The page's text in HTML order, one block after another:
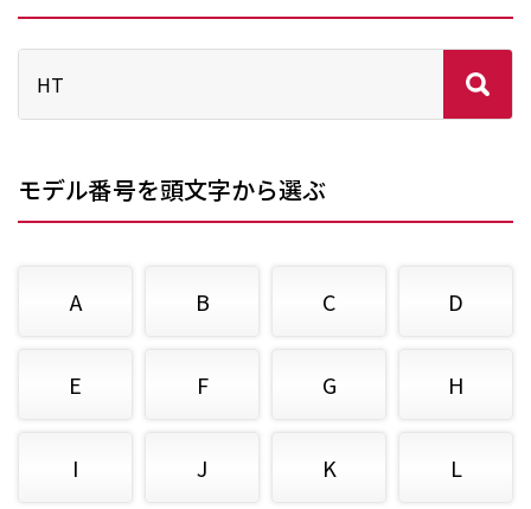
モデル番号を頭文字から選ぶ
A B C D
E F G H
I J K L